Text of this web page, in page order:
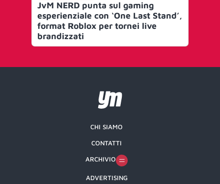
JvM NERD punta sul gaming
esperienziale con ‘One Last Stand’,
format Roblox per tornei live
brandizzati
CHI SIAMO
CONTATTI
ARCHIVIO
ADVERTISING